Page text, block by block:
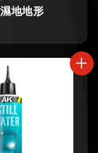
地地形